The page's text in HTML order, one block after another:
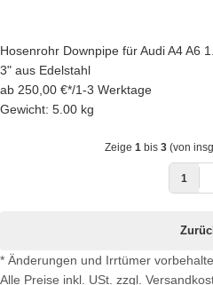
Hosenrohr Downpipe für Audi A4 A6
3" aus Edelstahl
ab 250,00 €*/1-3 Werktage
Gewicht: 5.00 kg
Zeige 1bis 3(von
1
* Änderungen und Irrtümer
Alle Preise inkl. USt. zzgl.